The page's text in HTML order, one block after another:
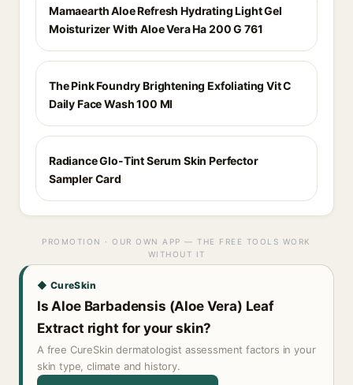
Mamaearth Aloe Refresh Hydrating Light Gel
Moisturizer With Aloe Vera Ha 200 G 761
The Pink Foundry Brightening Exfoliating Vit C
Daily Face Wash 100 Ml
Radiance Glo-Tint Serum Skin Perfector
Sampler Card
PROMOTION · OUR OWN APP — THE FREE TOOLS WORK
WITHOUT IT
◆ CureSkin
Is Aloe Barbadensis (Aloe Vera) Leaf
Extract right for your skin?
A free CureSkin dermatologist assessment factors in your
skin type, climate and history.